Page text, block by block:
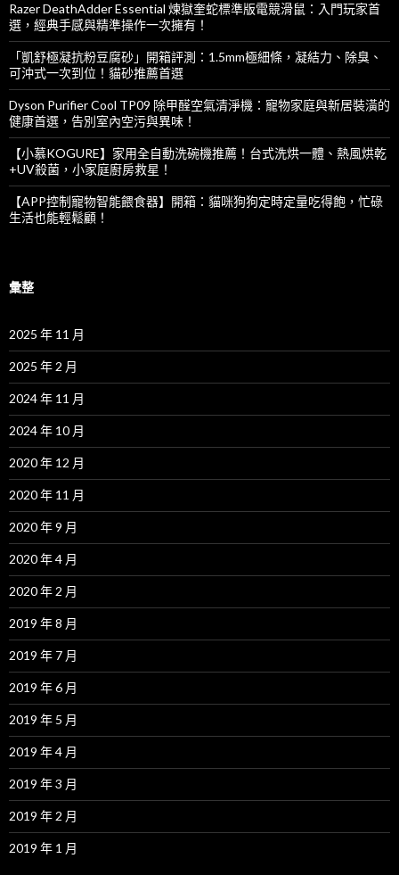
Razer DeathAdder Essential 煉獄奎蛇標準版電競滑鼠：入門玩家首
選，經典手感與精準操作一次擁有！
「凱舒極凝抗粉豆腐砂」開箱評測：1.5mm極細條，凝結力、除臭、
可沖式一次到位！貓砂推薦首選
Dyson Purifier Cool TP09 除甲醛空氣清淨機：寵物家庭與新居裝潢的
健康首選，告別室內空污與異味！
【小慕KOGURE】家用全自動洗碗機推薦！台式洗烘一體、熱風烘乾
+UV殺菌，小家庭廚房救星！
【APP控制寵物智能餵食器】開箱：貓咪狗狗定時定量吃得飽，忙碌
生活也能輕鬆顧！
彙整
2025 年 11 月
2025 年 2 月
2024 年 11 月
2024 年 10 月
2020 年 12 月
2020 年 11 月
2020 年 9 月
2020 年 4 月
2020 年 2 月
2019 年 8 月
2019 年 7 月
2019 年 6 月
2019 年 5 月
2019 年 4 月
2019 年 3 月
2019 年 2 月
2019 年 1 月